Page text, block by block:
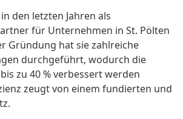
den letzten Jahren als
für Unternehmen in St. Pölten
Gründung hat sie zahlreiche
durchgeführt, wodurch die
zu 40 % verbessert werden
zeugt von einem fundierten und